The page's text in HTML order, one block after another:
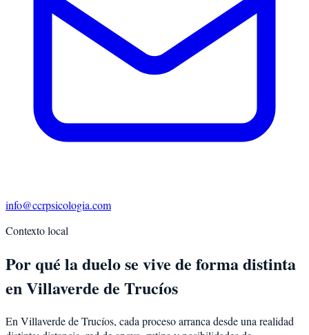
info@ccrpsicologia.com
Contexto local
Por qué la duelo se vive de forma distinta
en Villaverde de Trucíos
En Villaverde de Trucíos, cada proceso arranca desde una realidad